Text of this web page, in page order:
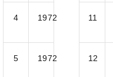
4 1972 11
5 1972 12